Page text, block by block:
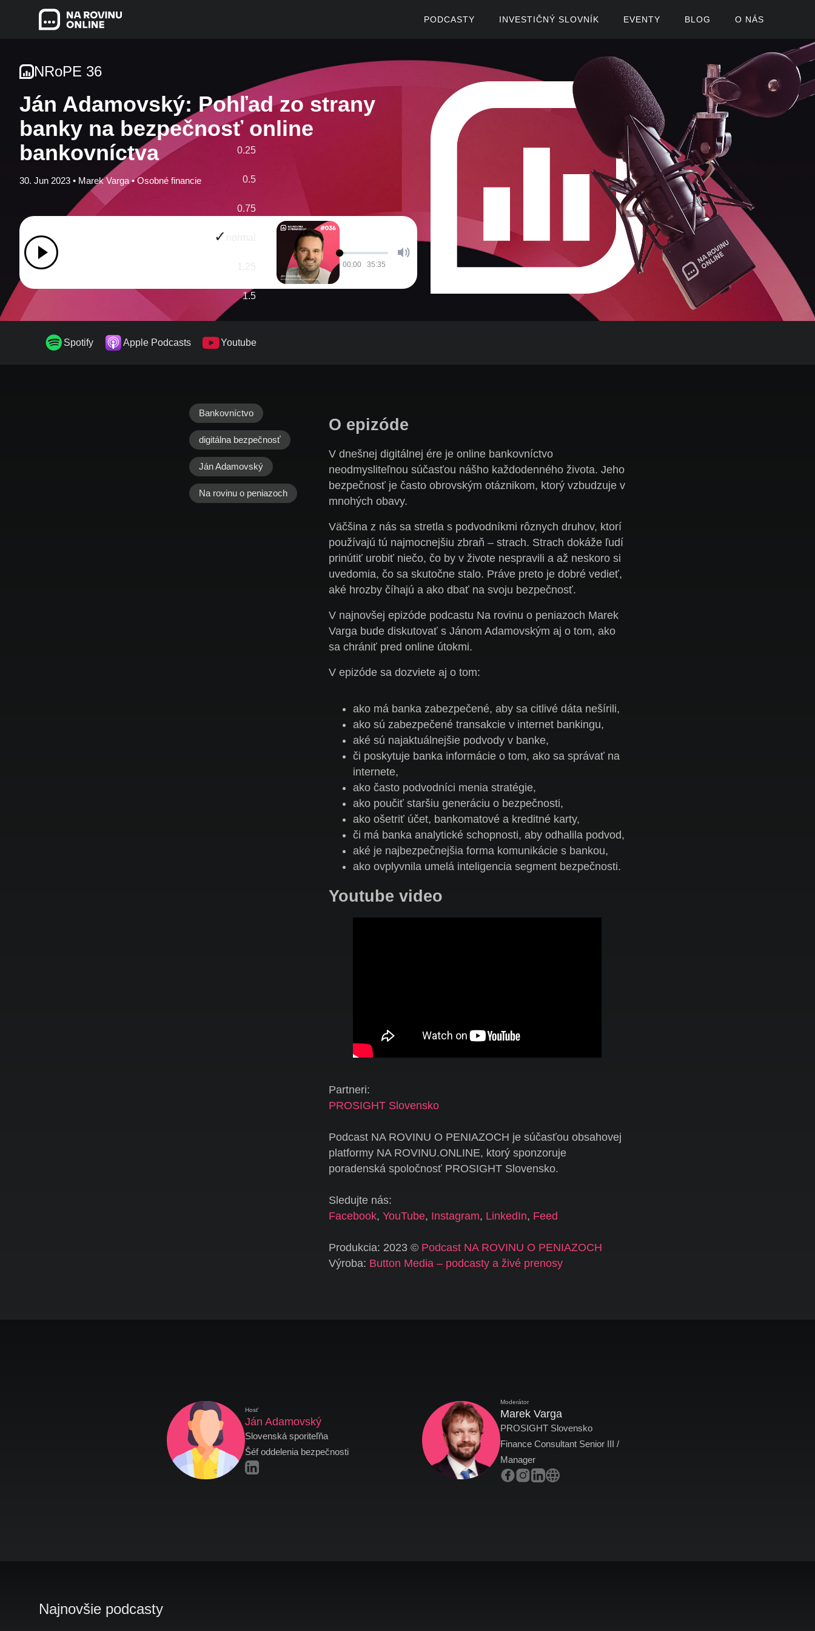
PODCASTY INVESTIČNÝ SLOVNÍK EVENTY BLOG O NÁS
NRoPE 36
Ján Adamovský: Pohľad zo strany
banky na bezpečnosť online
bankovníctva
30. Jun 2023 • Marek Varga•Osobné financie
00:00 35:35
0.25
0.5
0.75
1.5
Spotify Apple Podcasts Youtube
Bankovníctvo
digitálna bezpečnosť
Ján Adamovský
Na rovinu o peniazoch
O epizóde
V dnešnej digitálnej ére je online bankovníctvo
neodmysliteľnou súčasťou nášho každodenného života. Jeho
bezpečnosť je často obrovským otáznikom, ktorý vzbudzuje v
mnohých obavy.
Väčšina z nás sa stretla s podvodníkmi rôznych druhov, ktorí
používajú tú najmocnejšiu zbraň – strach. Strach dokáže ľudí
prinútiť urobiť niečo, čo by v živote nespravili a až neskoro si
uvedomia, čo sa skutočne stalo. Práve preto je dobré vedieť,
aké hrozby číhajú a ako dbať na svoju bezpečnosť.
V najnovšej epizóde podcastu Na rovinu o peniazoch Marek
Varga bude diskutovať s Jánom Adamovským aj o tom, ako
sa chrániť pred online útokmi.
V epizóde sa dozviete aj o tom:
ako má banka zabezpečené, aby sa citlivé dáta nešírili,
ako sú zabezpečené transakcie v internet bankingu,
aké sú najaktuálnejšie podvody v banke,
či poskytuje banka informácie o tom, ako sa správať na
internete,
ako často podvodníci menia stratégie,
ako poučiť staršiu generáciu o bezpečnosti,
ako ošetriť účet, bankomatové a kreditné karty,
či má banka analytické schopnosti, aby odhalila podvod,
aké je najbezpečnejšia forma komunikácie s bankou,
ako ovplyvnila umelá inteligencia segment bezpečnosti.
Youtube video
Partneri:
PROSIGHT Slovensko
Podcast NA ROVINU O PENIAZOCH je súčasťou obsahovej
platformy NA ROVINU.ONLINE, ktorý sponzoruje
poradenská spoločnosť PROSIGHT Slovensko.
Sledujte nás:
Facebook, YouTube, Instagram, LinkedIn, Feed
Produkcia: 2023 © Podcast NA ROVINU O PENIAZOCH
Výroba: Button Media – podcasty a živé prenosy
Hosť
Ján Adamovský
Slovenská sporiteľňa
Šéf oddelenia bezpečnosti
Moderátor
Marek Varga
PROSIGHT Slovensko
Finance Consultant Senior III /
Manager
Najnovšie podcasty